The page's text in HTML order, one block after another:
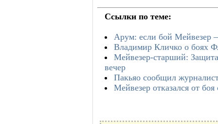
Ссылки по теме:
Арум: если бой Мейвезер
Владимир Кличко о боях
Мейвезер-старший:
вечер
Пакьяо сообщил
Мейвезер отказался от